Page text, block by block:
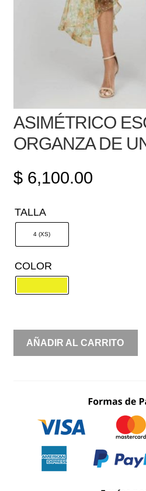
ASIMÉTRICO
ORGANZA DE
$6,100.00
TALLA
4 (XS)
COLOR
ASIMÉTRICO
ESCAROLA
HOMBRO
CANTIDAD
AÑADIR AL CARRITO